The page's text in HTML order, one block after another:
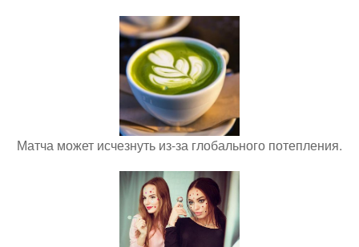
Матча может исчезнуть из-за глобального потепления.